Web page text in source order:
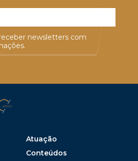
newsletters com
Atuação
Conteúdos